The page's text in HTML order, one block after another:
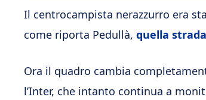
Il centrocampista nerazzurro era
come riporta Pedullà, quella
Ora il quadro cambia
l’Inter, che intanto continua a